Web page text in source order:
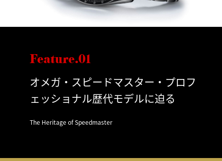
Feature.01
オメガ・スピードマスター・プロフ
ェッショナル歴代モデルに迫る
The Heritage of Speedmaster